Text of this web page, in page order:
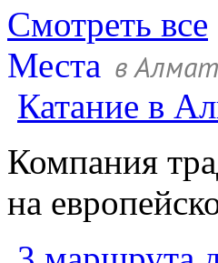
Смотреть все
Места в
Катание в
Компания
на